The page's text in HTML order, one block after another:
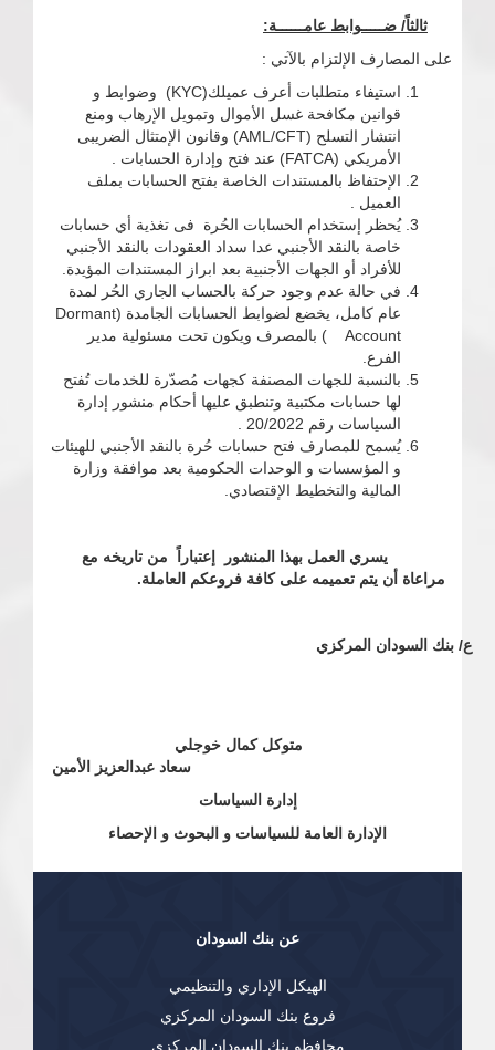
ثالثاً/ ضـــــوابط عامــــــة:
على المصارف الإلتزام بالآتي :
استيفاء متطلبات أعرف عميلك(KYC) وضوابط و
قوانين مكافحة غسل الأموال وتمويل الإرهاب ومنع
انتشار التسلح (AML/CFT) وقانون الإمتثال الضريبى
الأمريكي (FATCA) عند فتح وإدارة الحسابات .
الإحتفاظ بالمستندات الخاصة بفتح الحسابات بملف
العميل .
يُحظر إستخدام الحسابات الحُرة فى تغذية أي حسابات
خاصة بالنقد الأجنبي عدا سداد العقودات بالنقد الأجنبي
للأفراد أو الجهات الأجنبية بعد ابراز المستندات المؤيدة.
في حالة عدم وجود حركة بالحساب الجاري الحُر لمدة
عام كامل، يخضع لضوابط الحسابات الجامدة Dormant)
Account ) بالمصرف ويكون تحت مسئولية مدير
الفرع.
بالنسبة للجهات المصنفة كجهات مُصدّرة للخدمات تُفتح
لها حسابات مكتبية وتنطبق عليها أحكام منشور إدارة
السياسات رقم 20/2022 .
يُسمح للمصارف فتح حسابات حُرة بالنقد الأجنبي للهيئات
و المؤسسات و الوحدات الحكومية بعد موافقة وزارة
المالية والتخطيط الإقتصادي.
يسري العمل بهذا المنشور إعتباراً من تاريخه مع
مراعاة أن يتم تعميمه على كافة فروعكم العاملة.
ع/ بنك السودان المركزي
متوكل كمال خوجلي
سعاد عبدالعزيز الأمين
إدارة السياسات
الإدارة العامة للسياسات و البحوث و الإحصاء
عن بنك السودان
الهيكل الإداري والتنظيمي
فروع بنك السودان المركزي
محافظو بنك السودان المركزي